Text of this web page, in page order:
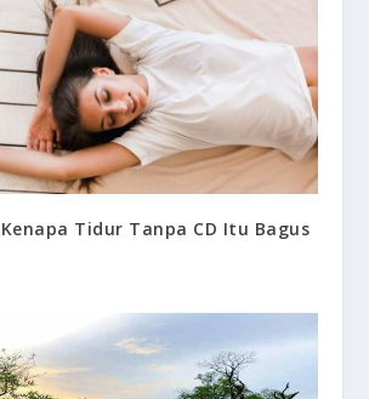
Tidur Tanpa CD Itu Bagus